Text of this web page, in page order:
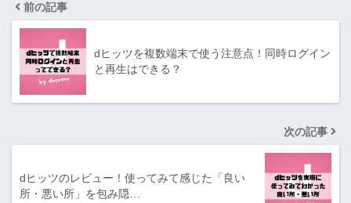
前の記事
dヒッツを複数端末で使う注意点！同時ログイン
と再生はできる？
次の記事
dヒッツのレビュー！使ってみて感じた「良い
所・悪い所」を包み隠…